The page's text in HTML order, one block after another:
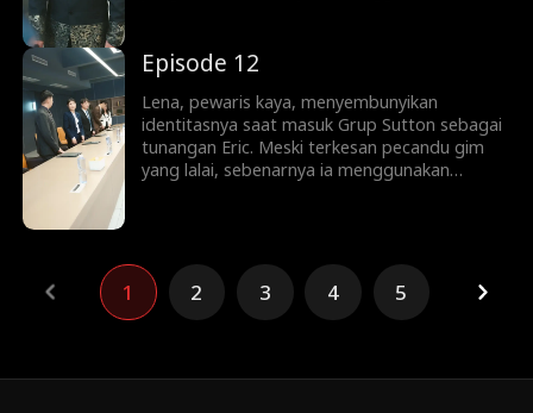
sadar. Ia malah memercayai Sophie,
asistennya yang licik, dan mengabaikan
perhatian Lena...
Episode 12
Lena, pewaris kaya, menyembunyikan
identitasnya saat masuk Grup Sutton sebagai
tunangan Eric. Meski terkesan pecandu gim
yang lalai, sebenarnya ia menggunakan
asistennya yang licik, dan mengabaikan
perhatian Lena...
1 2 3 4 5